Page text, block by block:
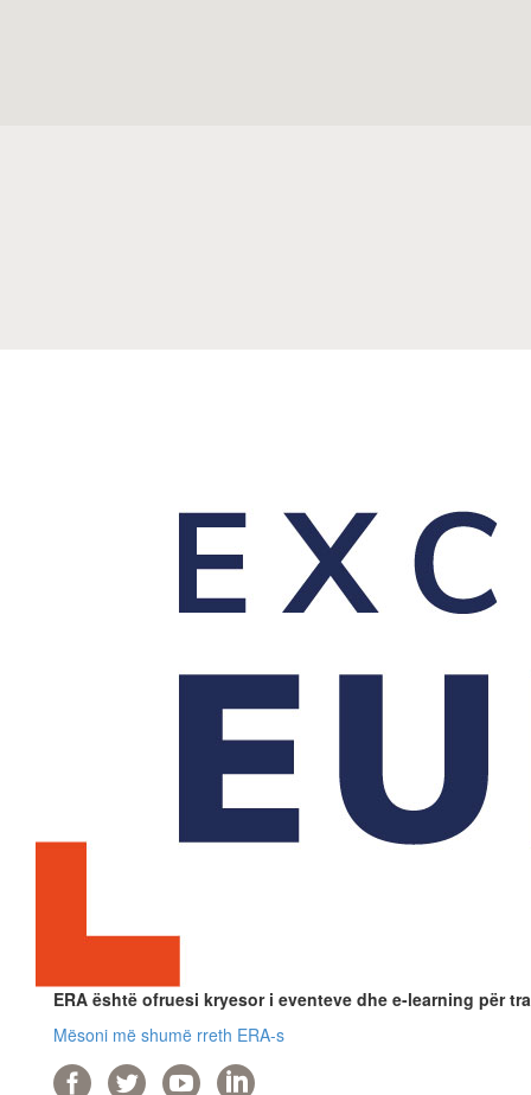
ERA është ofruesi kryesor i eventeve dhe e-learning për
Mësoni më shumë rreth ERA-s